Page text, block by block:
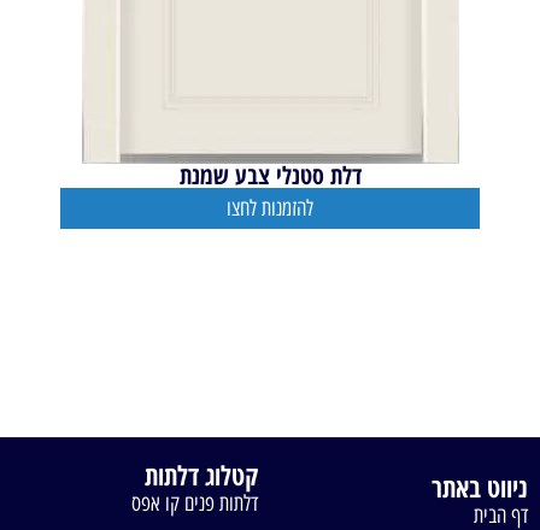
דלת סטנלי צבע שמנת
להזמנות לחצו
ניווט באתר
דף הבית
קטלוג דלתות
דלתות פנים קו אפס